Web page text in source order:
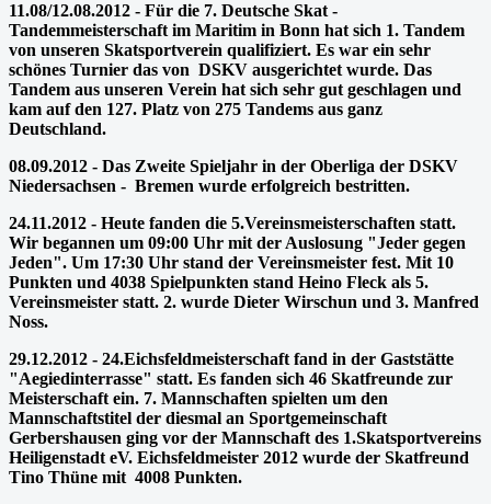
11.08/12.08.2012 - Für die 7. Deutsche Skat -
Tandemmeisterschaft im Maritim in Bonn hat sich 1. Tandem
von unseren Skatsportverein qualifiziert. Es war ein sehr
schönes Turnier das von DSKV ausgerichtet wurde. Das
Tandem aus unseren Verein hat sich sehr gut geschlagen und
kam auf den 127. Platz von 275 Tandems aus ganz
Deutschland.
08.09.2012 - Das Zweite Spieljahr in der Oberliga der DSKV
Niedersachsen - Bremen wurde erfolgreich bestritten.
24.11.2012 - Heute fanden die 5.Vereinsmeisterschaften statt.
Wir begannen um 09:00 Uhr mit der Auslosung "Jeder gegen
Jeden". Um 17:30 Uhr stand der Vereinsmeister fest. Mit 10
Punkten und 4038 Spielpunkten stand Heino Fleck als 5.
Vereinsmeister statt. 2. wurde Dieter Wirschun und 3. Manfred
Noss.
29.12.2012 - 24.Eichsfeldmeisterschaft fand in der Gaststätte
"Aegiedinterrasse" statt. Es fanden sich 46 Skatfreunde zur
Meisterschaft ein. 7. Mannschaften spielten um den
Mannschaftstitel der diesmal an Sportgemeinschaft
Gerbershausen ging vor der Mannschaft des 1.Skatsportvereins
Heiligenstadt eV. Eichsfeldmeister 2012 wurde der Skatfreund
Tino Thüne mit 4008 Punkten.